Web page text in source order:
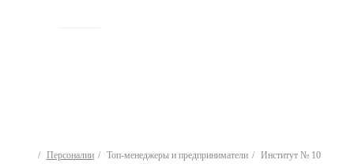
Персоналии Топ-менеджеры и предприниматели Институт № 10